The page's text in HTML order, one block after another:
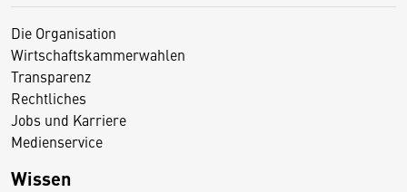
Die Organisation
Wirtschaftskammerwahlen
Transparenz
Rechtliches
Jobs und Karriere
Medienservice
Wissen